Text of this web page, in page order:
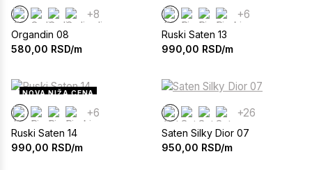
+8
Organdin 08
580,00 RSD/m
+6
Ruski Saten 13
990,00 RSD/m
NOVA NIŽA CENA
+6
Ruski Saten 14
990,00 RSD/m
+26
Saten Silky Dior 07
950,00 RSD/m